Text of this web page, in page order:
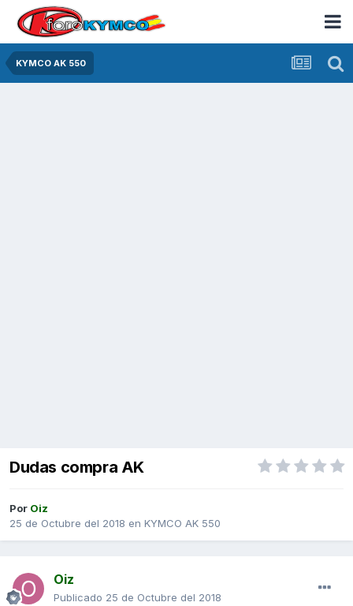
KYMCO AK 550
Dudas compra AK
Por Oiz
25 de Octubre del 2018 en KYMCO AK 550
Oiz
Publicado 25 de Octubre del 2018